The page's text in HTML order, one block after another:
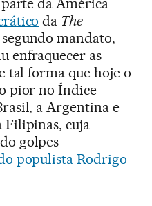
da América
da The
mandato,
enfraquecer as
tal forma que hoje o
pior no Índice
a Argentina e
Filipinas, cuja
golpes
populista Rodrigo